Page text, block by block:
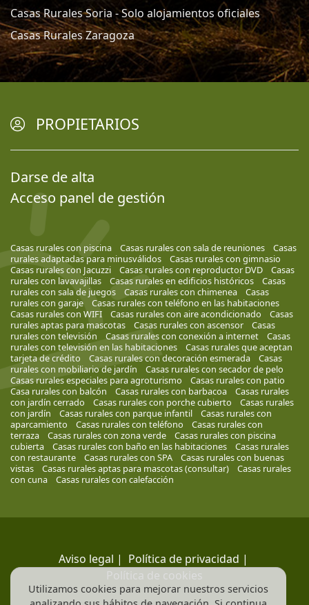
Casas Rurales Soria - Solo alojamientos oficiales
Casas Rurales Zaragoza
PROPIETARIOS
Darse de alta
Acceso panel de gestión
Casas rurales con piscina Casas rurales con sala de reuniones
Casas
rurales adaptadas para minusválidos
Casas rurales con gimnasio
Casas rurales con Jacuzzi
Casas rurales con reproductor DVD
Casas
rurales con lavavajillas
Casas rurales en edificios históricos
Casas
rurales con sala de juegos
Casas rurales con chimenea
Casas
rurales con garaje
Casas rurales con teléfono en las habitaciones
Casas rurales con WIFI
Casas rurales con aire acondicionado
Casas
rurales aptas para mascotas
Casas rurales con ascensor
Casas
rurales con televisión
Casas rurales con conexión a internet
Casas
rurales con televisión en las habitaciones
Casas rurales que aceptan
tarjeta de crédito
Casas rurales con decoración esmerada
Casas
rurales con mobiliario de jardín
Casas rurales con secador de pelo
Casas rurales especiales para agroturismo
Casas rurales con patio
Casa rurales con balcón
Casas rurales con barbacoa
Casas rurales
con jardín cerrado
Casas rurales con porche cubierto
Casas rurales
con jardín
Casas rurales con parque infantil
Casas rurales con
aparcamiento
Casas rurales con teléfono
Casas rurales con
terraza
Casas rurales con zona verde
Casas rurales con piscina
cubierta
Casas rurales con baño en las habitaciones
Casas rurales
con restaurante
Casas rurales con SPA
Casas rurales con buenas
vistas
Casas rurales aptas para mascotas (consultar)
Casas rurales
con cuna
Casas rurales con calefacción
Aviso legal | Política de privacidad |
Política de cookies
Utilizamos cookies para mejorar nuestros servicios